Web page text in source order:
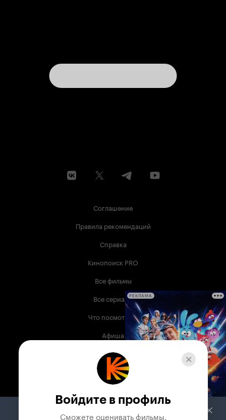
Соглашение
Правила рекомендаций
Справка
Кинопоиск PRO
Все фильмы
Все сериалы
Что посмотреть
Афиша
Музыка
Телепрограмма
Служба поддержки
РЕКЛАМА
Войдите в профиль
Сможете оценивать фильмы,